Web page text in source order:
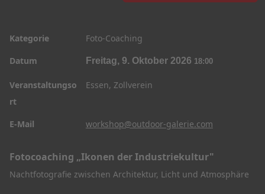
Kategorie
Foto-Coaching
Datum
Freitag, 9. Oktober 2026 18:00
Veranstaltungso
rt
Essen, Zollverein
E-Mail workshop@outdoor-galerie.com
Fotocoaching „Ikonen der Industriekultur"
Nachtfotografie zwischen Architektur, Licht und Atmosphäre